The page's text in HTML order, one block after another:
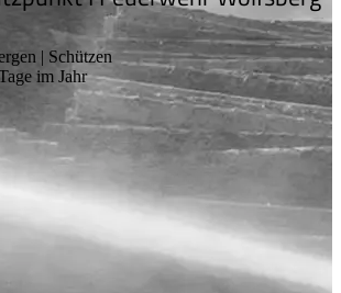
| Schützen
im Jahr